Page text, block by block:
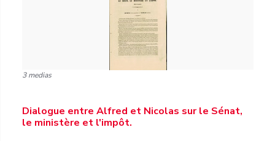
3 medias
Dialogue entre Alfred et Nicolas sur le Sénat,
le ministère et l'impôt.